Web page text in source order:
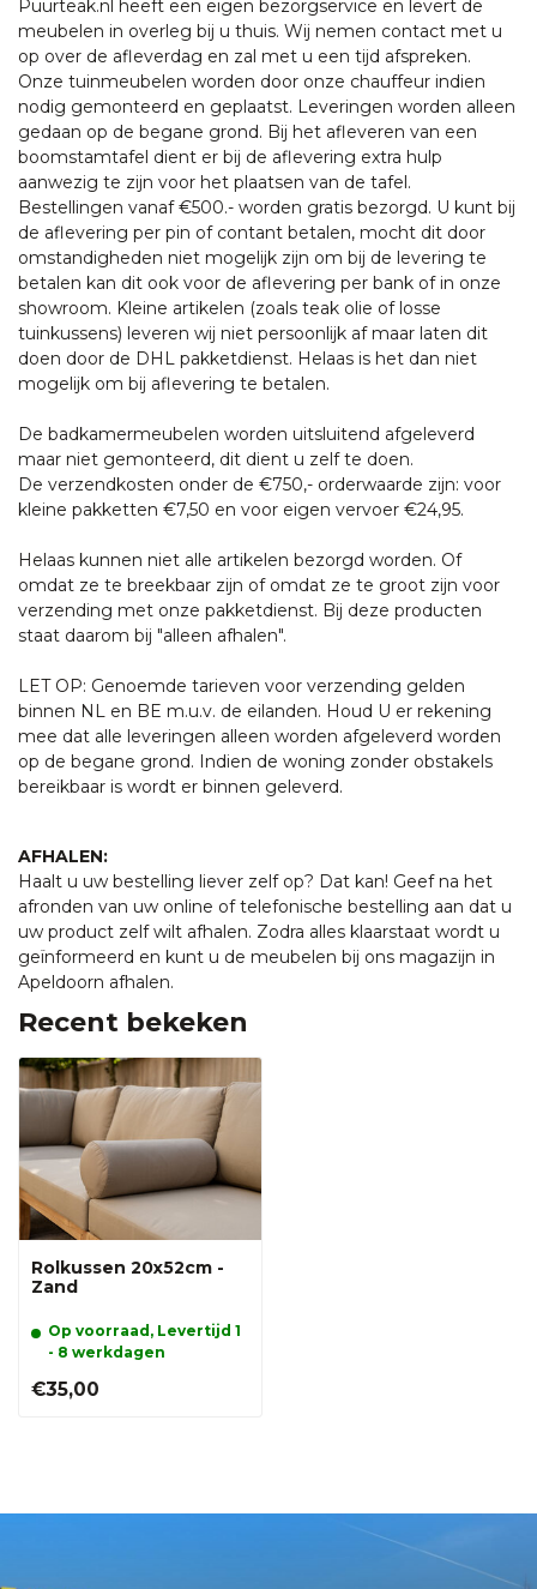
Puurteak.nl heeft een eigen bezorgservice en levert de
meubelen in overleg bij u thuis. Wij nemen contact met u
op over de afleverdag en zal met u een tijd afspreken.
Onze tuinmeubelen worden door onze chauffeur indien
nodig gemonteerd en geplaatst. Leveringen worden alleen
gedaan op de begane grond. Bij het afleveren van een
boomstamtafel dient er bij de aflevering extra hulp
aanwezig te zijn voor het plaatsen van de tafel.
Bestellingen vanaf €500.- worden gratis bezorgd. U kunt bij
de aflevering per pin of contant betalen, mocht dit door
omstandigheden niet mogelijk zijn om bij de levering te
betalen kan dit ook voor de aflevering per bank of in onze
showroom. Kleine artikelen (zoals teak olie of losse
tuinkussens) leveren wij niet persoonlijk af maar laten dit
doen door de DHL pakketdienst. Helaas is het dan niet
mogelijk om bij aflevering te betalen.
De badkamermeubelen worden uitsluitend afgeleverd
maar niet gemonteerd, dit dient u zelf te doen.
De verzendkosten onder de €750,- orderwaarde zijn: voor
kleine pakketten €7,50 en voor eigen vervoer €24,95.
Helaas kunnen niet alle artikelen bezorgd worden. Of
omdat ze te breekbaar zijn of omdat ze te groot zijn voor
verzending met onze pakketdienst. Bij deze producten
staat daarom bij "alleen afhalen".
LET OP: Genoemde tarieven voor verzending gelden
binnen NL en BE m.u.v. de eilanden. Houd U er rekening
mee dat alle leveringen alleen worden afgeleverd worden
op de begane grond. Indien de woning zonder obstakels
bereikbaar is wordt er binnen geleverd.
AFHALEN:
Haalt u uw bestelling liever zelf op? Dat kan! Geef na het
afronden van uw online of telefonische bestelling aan dat u
uw product zelf wilt afhalen. Zodra alles klaarstaat wordt u
geïnformeerd en kunt u de meubelen bij ons magazijn in
Apeldoorn afhalen.
Recent bekeken
Rolkussen 20x52cm -
Zand
Op voorraad, Levertijd 1
- 8 werkdagen
€35,00